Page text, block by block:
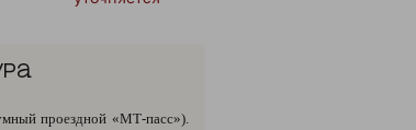
проездной «МТ-пасс»).